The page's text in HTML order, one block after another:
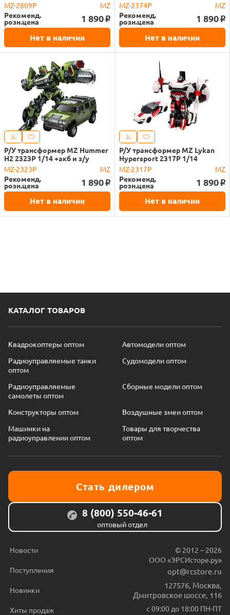
MZ-2809P
MZ
Рекоменд.
розн.цена 1 890 o
Нет в наличии
MZ-2374P
MZ
Рекоменд.
розн.цена 1 890 o
Нет в наличии
Р/У трансформер MZ Hummer
H2 2323P 1/14 +акб и з/у
MZ-2323P
MZ
Рекоменд.
розн.цена 1 890 o
Нет в наличии
Р/У трансформер MZ Lykan
Hypersport 2317P 1/14
MZ-2317P
MZ
Рекоменд.
розн.цена 1 890 o
Нет в наличии
КАТАЛОГ ТОВАРОВ
Квадрокоптеры оптом
Автомодели оптом
Радиоуправляемые танки
оптом
Судомодели оптом
Радиоуправляемые
самолеты оптом
Сборные модели оптом
Конструкторы оптом
Воздушные змеи оптом
Машинки на
радиоуправлении оптом
Товары для творчества
оптом
Стать дилером
8 (800) 550-46-61
оптовый отдел
Новости
Поступления
Новинки
Хиты продаж
© 2012 – 2026
ООО «ЭРСИсторе.ру»
opt@rcstore.ru
127576 Москва
Дмитровское шоссе, 116
с 09:00 до 18:00 ПН-ПТ